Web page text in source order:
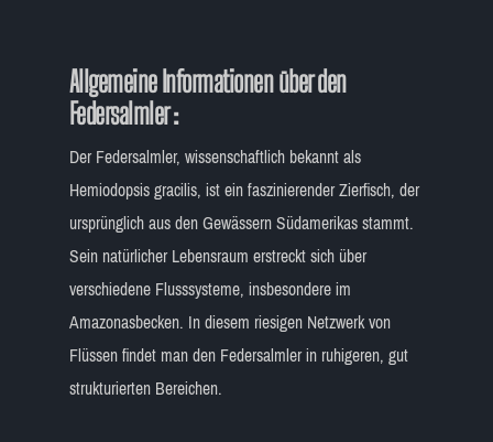
Allgemeine Informationen über den
Federsalmler :
Der Federsalmler, wissenschaftlich bekannt als
Hemiodopsis gracilis, ist ein faszinierender Zierfisch, der
ursprünglich aus den Gewässern Südamerikas stammt.
Sein natürlicher Lebensraum erstreckt sich über
verschiedene Flusssysteme, insbesondere im
Amazonasbecken. In diesem riesigen Netzwerk von
Flüssen findet man den Federsalmler in ruhigeren, gut
strukturierten Bereichen.